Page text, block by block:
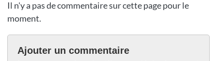
Il n'y a pas de commentaire sur cette page pour le
moment.
Ajouter un commentaire